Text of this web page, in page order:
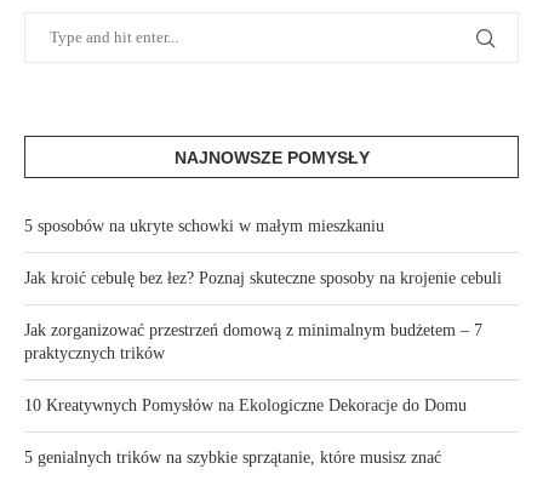
NAJNOWSZE POMYSŁY
5 sposobów na ukryte schowki w małym mieszkaniu
Jak kroić cebulę bez łez? Poznaj skuteczne sposoby na krojenie cebuli
Jak zorganizować przestrzeń domową z minimalnym budżetem – 7
praktycznych trików
10 Kreatywnych Pomysłów na Ekologiczne Dekoracje do Domu
5 genialnych trików na szybkie sprzątanie, które musisz znać